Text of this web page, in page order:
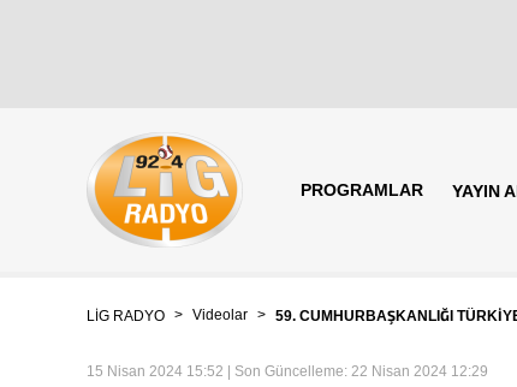
PROGRAMLAR YAYIN
LİG RADYO > Videolar > 59. CUMHURBAŞKANLIĞI
15 Nisan 2024 15:52 | Son Güncelleme: 22 Nisan 2024 12:29